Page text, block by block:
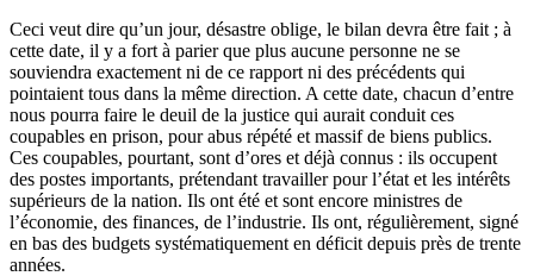
Ceci veut dire qu’un jour, désastre oblige, le bilan devra être fait ; à
cette date, il y a fort à parier que plus aucune personne ne se
souviendra exactement ni de ce rapport ni des précédents qui
pointaient tous dans la même direction. A cette date, chacun d’entre
nous pourra faire le deuil de la justice qui aurait conduit ces
coupables en prison, pour abus répété et massif de biens publics.
Ces coupables, pourtant, sont d’ores et déjà connus : ils occupent
des postes importants, prétendant travailler pour l’état et les intérêts
supérieurs de la nation. Ils ont été et sont encore ministres de
l’économie, des finances, de l’industrie. Ils ont, régulièrement, signé
en bas des budgets systématiquement en déficit depuis près de trente
années.